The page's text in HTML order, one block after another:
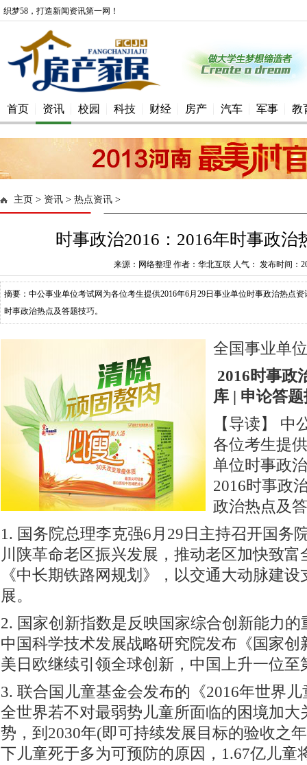
织梦58，打造新闻资讯第一网！
首页 资讯 校园 科技 财经 房产 汽车 军事 教
主页 > 资讯 > 热点资讯 >
时事政治2016：2016年时事政治
来源：网络整理 作者：华北互联 人气： 发布时间：
摘要：中公事业单位考试网为各位考生提供2016年6月29日事业单位时事政治热点
时事政治热点及答题技巧。
全国事业单
2016时事政
库 | 申论答
【导读】 中
各位考生提
单位时事政
2016时事政
政治热点及
1. 国务院总理李克强6月29日主持召开国务
川陕革命老区振兴发展，推动老区加快致
《中长期铁路网规划》，以交通大动脉建
展。
2. 国家创新指数是反映国家综合创新能力的
中国科学技术发展战略研究院发布《国家创
美日欧继续引领全球创新，中国上升一位至
3. 联合国儿童基金会发布的《2016年世界
全世界若不对最弱势儿童所面临的困境加大
势，到2030年(即可持续发展目标的验收之
下儿童死于多为可预防的原因，1.67亿儿童